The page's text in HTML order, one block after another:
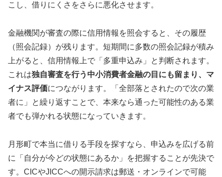
こし、借りにくさをさらに悪化させます。
金融機関が審査の際に信用情報を照会すると、その履歴
（照会記録）が残ります。短期間に多数の照会記録が積み
上がると、信用情報上で「多重申込み」と判断されます。
これは独自審査を行う中小消費者金融の目にも留まり、マ
イナス評価につながります。「全部落とされたので次の業
者に」と繰り返すことで、本来なら通った可能性のある業
者でも弾かれる状態になっていきます。
月形町で本当に借りる手段を探すなら、申込みを広げる前
に「自分が今どの状態にあるか」を把握することが先決で
す。CICやJICCへの開示請求は郵送・オンラインで可能